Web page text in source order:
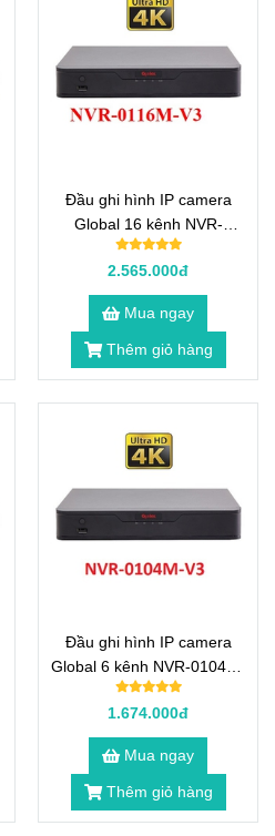
Đầu ghi hình IP camera
Global 16 kênh NVR-
0116M-V3
2.565.000đ
Mua ngay
Thêm giỏ hàng
Đầu ghi hình IP camera
Global 6 kênh NVR-0104M-
V3
1.674.000đ
Mua ngay
Thêm giỏ hàng